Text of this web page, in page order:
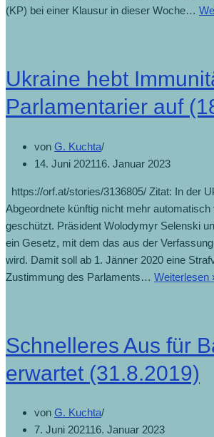
(KP) bei einer Klausur in dieser Woche…
Ukraine hebt
Parlamentarier auf
von G. Kuchta
14. Juni 202116. Januar 2023
https://orf.at/stories/3136805/ Zitat: In der
Abgeordnete künftig nicht mehr
geschützt. Präsident Wolodymyr Selenski
ein Gesetz, mit dem das aus der
wird. Damit soll ab 1. Jänner 2020 eine
Zustimmung des Parlaments… Weiterlesen
Schnelleres Aus für
erwartet (31.8.2019)
von G. Kuchta
7. Juni 202116. Januar 2023